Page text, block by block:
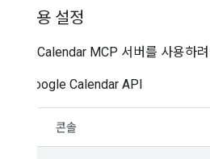
API 사용 설정
Google Calendar MCP 서버를 사용하
Google Calendar API
콘솔